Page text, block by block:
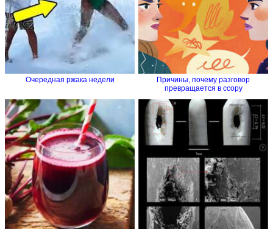
Очередная ржака недели
Причины, почему разговор
превращается в ссору